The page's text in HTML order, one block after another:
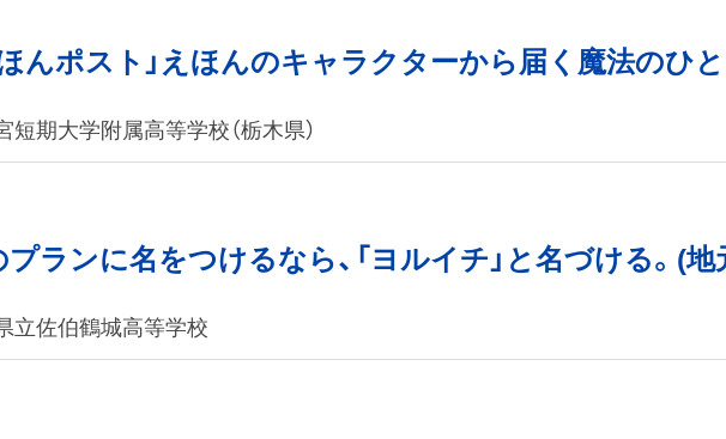
ほんポスト」えほんのキャラクターから届く魔法のひ
短期大学附属高等学校（栃木県）
プランに名をつけるなら、「ヨルイチ」と名づける。(地
立佐伯鶴城高等学校